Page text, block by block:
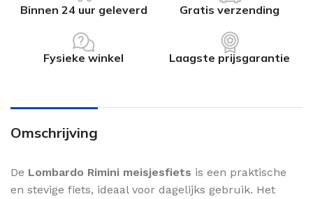
Binnen 24 uur geleverd Gratis verzending
Fysieke winkel Laagste prijsgarantie
Omschrijving
De Lombardo Rimini meisjesfiets is een praktische
en stevige fiets, ideaal voor dagelijks gebruik. Het